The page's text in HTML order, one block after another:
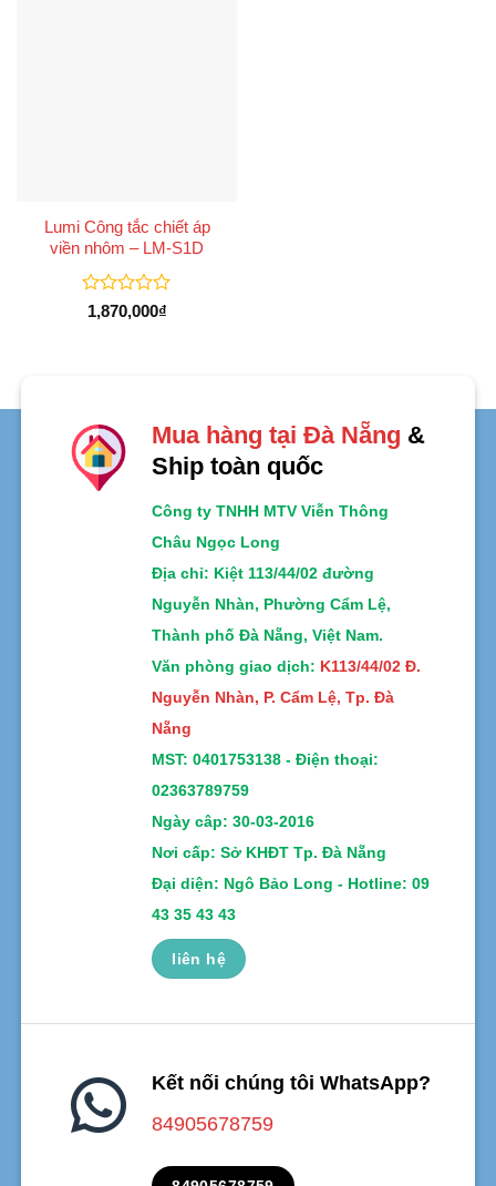
Lumi Công tắc chiết áp
viền nhôm – LM-S1D
Được
1,870,000₫
Mua hàng tại Đà Nẵng &
Ship toàn quốc
Công ty TNHH MTV Viễn Thông
Châu Ngọc Long
Địa chỉ: Kiệt 113/44/02 đường
Nguyễn Nhàn, Phường Cẩm Lệ,
Thành phố Đà Nẵng, Việt Nam.
Văn phòng giao dịch: K113/44/02 Đ.
Nguyễn Nhàn, P. Cẩm Lệ, Tp. Đà
Nẵng
MST: 0401753138 - Điện thoại:
02363789759
Ngày câp: 30-03-2016
Nơi cấp: Sở KHĐT Tp. Đà Nẵng
Đại diện: Ngô Bảo Long - Hotline: 09
43 35 43 43
liên hệ
Kết nối chúng tôi WhatsApp?
84905678759